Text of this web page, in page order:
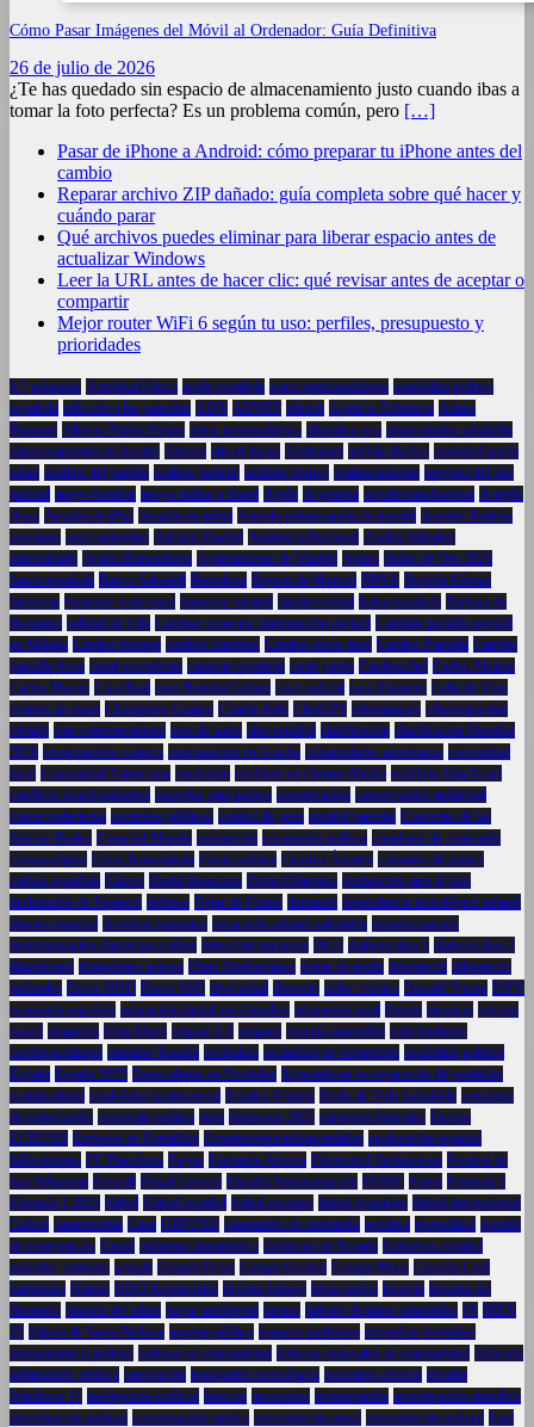
Cómo Pasar Imágenes del Móvil al Ordenador: Guía Definitiva
26 de julio de 2026
¿Te has quedado sin espacio de almacenamiento justo cuando ibas a
tomar la foto perfecta? Es un problema común, pero […]
Pasar de iPhone a Android: cómo preparar tu iPhone antes del
cambio
Reparar archivo ZIP dañado: guía completa sobre qué hacer y
cuándo parar
Qué archivos puedes eliminar para liberar espacio antes de
actualizar Windows
Leer la URL antes de hacer clic: qué revisar antes de aceptar o
compartir
Mejor router WiFi 6 según tu uso: perfiles, presupuesto y
prioridades
9.7 pulgadas Actividad Física actriz española actriz estadounidense actualidad política
española adicción a las pantallas ADN AEMET afición Agencia Tributaria Aitana
Bonmatí Alberto Núñez Feijóo alerta meteorológica alfombra roja alimentación saludable
almacenamiento en la nube Alonso alto el fuego Alzheimer anfibio ibérico ansiedad por la
salud análisis del partido análisis judicial análisis técnico apalancamiento apertura del año
judicial apoyo familiar apoyo militar a Israel Apple Argentina arquitectura barroca Arreglo
Asus Arreglo de iPad Arreglo de tablet Arreglo refrigeración de portátil Arreglo Toshiba
asesinato astro argentino Atlético Madrid Audiencia Nacional Audios filtrados
autocuidado Ayuda Humanitaria Ayuntamiento de Madrid Ayuso Balón de Oro 2025
banca española Banco Sabadell Barcelona Bayern de Múnich BBVA Begoña Gómez
bienestar bienestar emocional bienestar infantil biodiversidad bolsa española Bárbara de
Braganza calidad de vida Cambiar conector alimentación portatil Cambiar pantalla portátil
en Málaga Cambio bisagra cambio climático Cambio disco duro Cambio Pantalla Cambio
pantalla Asus canal ascendente cantante española cante jondo Carabanchel Carlos Alcaraz
Carlos Mazón Casa Real caso Begoña Gómez caso judicial caso Zapatero Celta de Vigo
centros de datos Champions League Charlie Kirk ChatGPT ciberataques ciberseguridad
cifrado cine contemporáneo cine de autor cine español clasificación clasificación Mundial
2026 computación cuántica computación en la nube comunidades autónomas comunidad
local Comunidad Valenciana confesión conflicto en Oriente Medio conflicto Irán-Israel
conflicto israelí-palestino consejos para padres conservación conservación ambiental
conservadurismo contratos públicos control de peso control parental Convento de las
Salesas Reales Copa del Mundo corrupción corrupción política creadores de contenido
crianza digital Crisis humanitaria Crisis política Cristina Álvarez crímenes de guerra
cultura española Cáncer David Broncano Debut Olímpico declaración ante el juez
declaración de Zapatero defensa Dejar de Fumar demanda dependencia tecnológica infantil
deporte español derechos humanos desarrollo infantil saludable desinformación
desintoxicación digital para niños detección temprana DGT diabetes tipo 1 diabetes tipo 2
diagnóstico diagnóstico precoz Dieta Mediterránea dietas de moda diferencial diligencias
judiciales Disco HDD Disco SSD diversidad divorcio dolor crónico Donald Trump DXY
economía española educación digital para familias educación rural Egipto ejercicio ejército
israelí elegancia Elon Musk empate 1-1 empatía energía renovable enfermedades
cardiovasculares entradas Rosalía escándalo escándalo de corrupción escándalo político
España España 2025 Especialistas en Portátiles Especialistas en reparación de portátiles
espiritualidad estabilidad institucional Estados Unidos Estilo de Vida Saludable estrategia
de negociación estrategia política euro Eurocopa 2025 eurocopa femenina Europa
EURUSD Expertos en Portátliles Expertosreparacionportátiles exploración espacial
fallecimiento FC Barcelona Feijóo Fernando Alonso Ferrocarril Subterráneo Festival de
San Sebastián firewall Fiscal General Fiscalía Anticorrupción FOMC Forex Fórmula 1
Fórmula 1 2025 fútbol Fútbol español fútbol europeo fútbol femenino fútbol internacional
Galicia gastronomía Gaza GBPUSD generación de contenido genética geopolítica gestión
de emergencias Gmail gobierno autonómico Gobierno de España Gobierno español
goleador veterano google Google Drive Google Gemini Google Maps Guardia Civil
hambruna Hamás HDD Regenerator Helena Jubany hipocondría historia historia del
flamenco historia del islam hogar inteligente humor hábitos digitales saludables IA IBEX
35 Iglesia de Santa Bárbara imagen pública impacto mediático incendios forestales
independencia judicial indicios de criminalidad indicios racionales de criminalidad inflación
inflamación crónica innovación innovación tecnológica insomnio crónico instalar
Windows 11 inteligencia artificial Internet inversores investigación investigación científica
investigación judicial investigación médica investigación penal investigación policial Ipad